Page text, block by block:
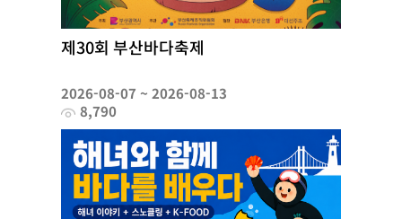
제30회 부산바다축제
2026-08-07 ~ 2026-08-13
8,790